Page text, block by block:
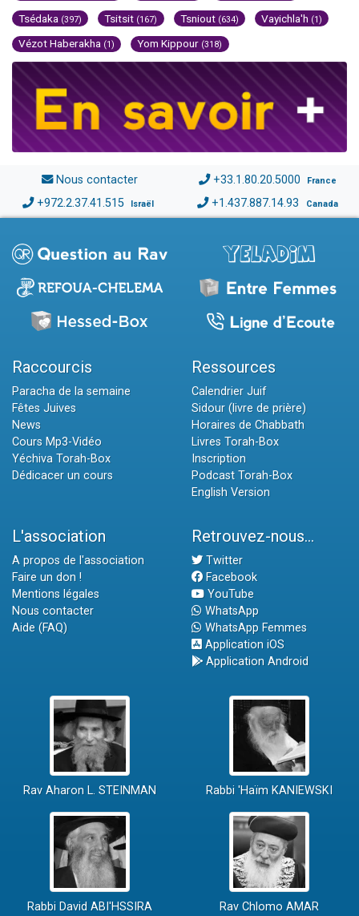
Tsédaka (397) Tsitsit (167) Tsniout (634) Vayichla'h (1)
Vézot Haberakha (1) Yom Kippour (318)
Nous contacter +33.1.80.20.5000 France
+972.2.37.41.515 Israël +1.437.887.14.93 Canada
Raccourcis
Paracha de la semaine
Fêtes Juives
News
Cours Mp3-Vidéo
Yéchiva Torah-Box
Dédicacer un cours
Ressources
Calendrier Juif
Sidour (livre de prière)
Horaires de Chabbath
Livres Torah-Box
Inscription
Podcast Torah-Box
English Version
L'association
A propos de l'association
Faire un don !
Mentions légales
Nous contacter
Aide (FAQ)
Retrouvez-nous...
Twitter
Facebook
YouTube
WhatsApp
WhatsApp Femmes
Application iOS
Application Android
Rav Aharon L. STEINMAN Rabbi 'Haïm KANIEWSKI
Rabbi David ABI'HSSIRA Rav Chlomo AMAR